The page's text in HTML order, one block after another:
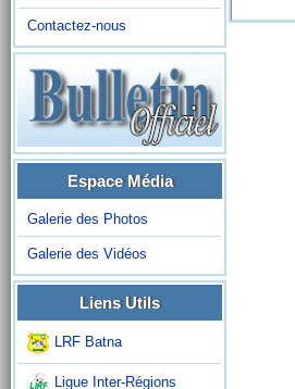
Contactez-nous
Espace Média
Galerie des Photos
Galerie des Vidéos
Liens Utils
LRF Batna
Ligue Inter-Régions